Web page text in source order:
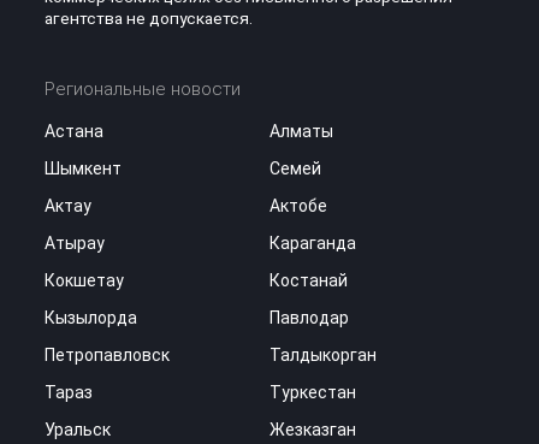
агентства не допускается.
Региональные новости
Астана
Алматы
Шымкент
Семей
Актау
Актобе
Атырау
Караганда
Кокшетау
Костанай
Кызылорда
Павлодар
Петропавловск
Талдыкорган
Тараз
Туркестан
Уральск
Жезказган